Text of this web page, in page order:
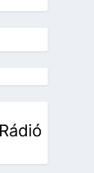
Vörösmarty Rádió